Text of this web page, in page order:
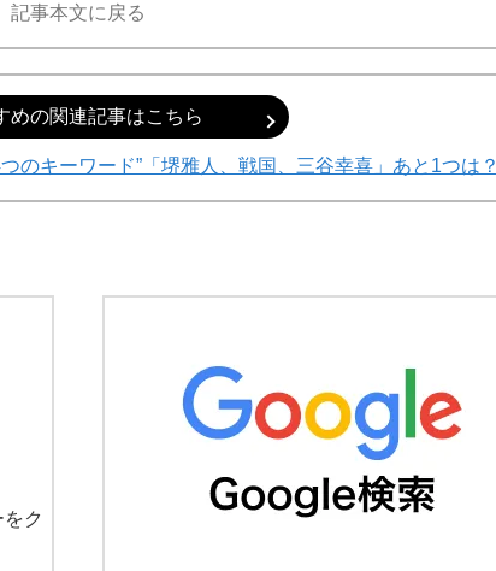
記事本文に戻る
めの関連記事はこちら
のキーワード”「堺雅人、戦国、三谷幸喜」あと1つは？
ク